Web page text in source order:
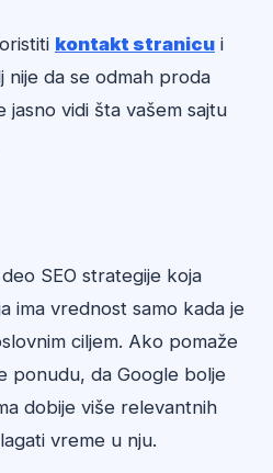
kontakt stranicu i
nije da se odmah proda
vidi šta vašem sajtu
SEO strategije koja
ima vrednost samo kada je
ciljem. Ako pomaže
ponudu, da Google bolje
dobije više relevantnih
vreme u nju.